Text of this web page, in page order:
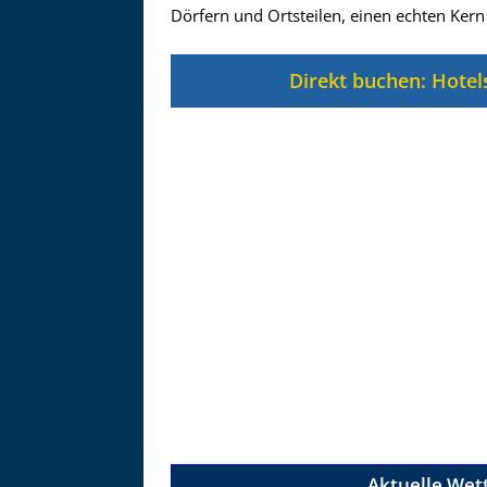
Dörfern und Ortsteilen, einen echten
Direkt buchen: